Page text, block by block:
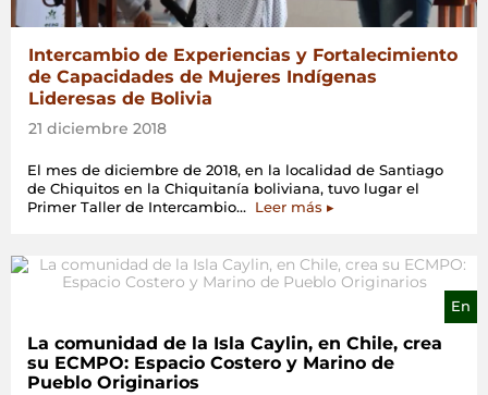
Intercambio de Experiencias y Fortalecimiento
de Capacidades de Mujeres Indígenas
Lideresas de Bolivia
21 diciembre 2018
El mes de diciembre de 2018, en la localidad de Santiago
de Chiquitos en la Chiquitanía boliviana, tuvo lugar el
Primer Taller de Intercambio… Leer más «Intercambio
y
Fortalecimiento
Mujeres
Indígenas
▸
En
La comunidad de la Isla Caylin, en Chile, crea
su ECMPO: Espacio Costero y Marino de
Pueblo Originarios